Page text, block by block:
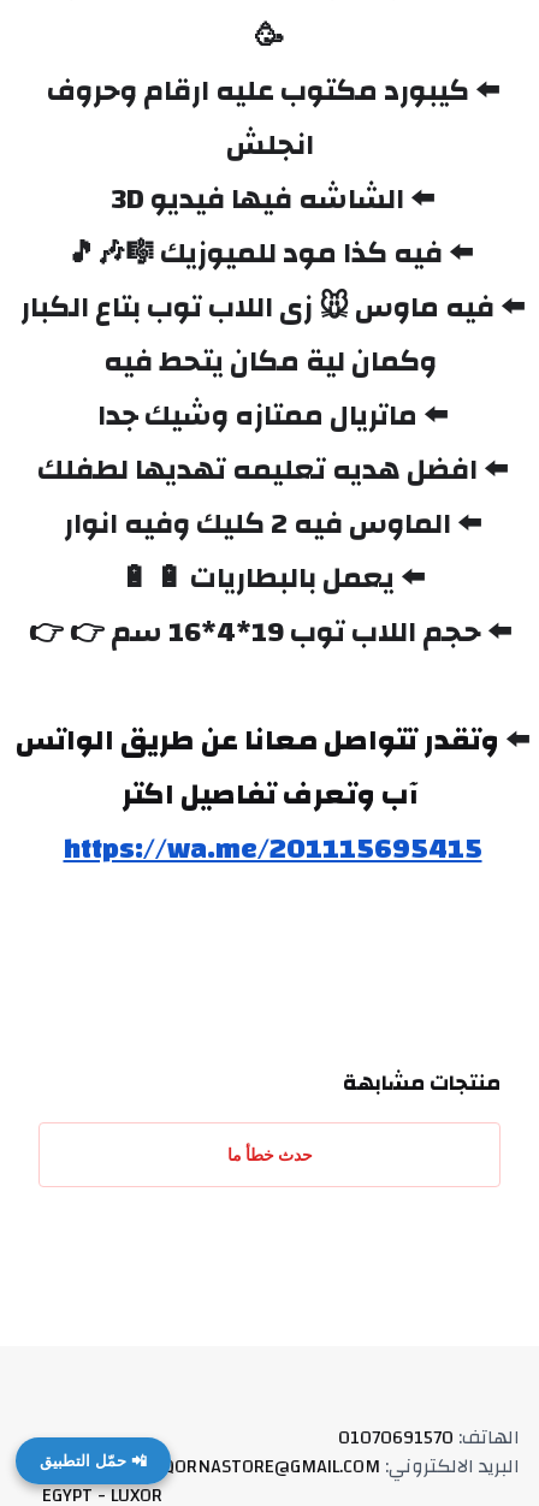
📲 حمّل التطبيق
🥳
انجلش
⬅️ الشاشه فيها فيديو 3D
⬅️ فيه كذا مود للميوزيك 🎼🎶🎵
وكمان لية مكان يتحط فيه
‌⬅️ ماتريال ممتازه وشيك جدا
⬅️ افضل هديه تعليمه تهديها لطفلك
⬅️ الماوس فيه 2 كليك وفيه انوار
⬅️ يعمل بالبطاريات 🔋 🔋
⬅️ حجم اللاب توب 19*4*16 سم 👉 👉
⬅️
آب وتعرف تفاصيل اكتر
https://wa.me/201115695415
منتجات مشابهة
حدث خطأ ما
الهاتف:
01070691570
البريد الالكتروني:
QORNASTORE@GMAIL.COM العنوان:
EGYPT - LUXOR